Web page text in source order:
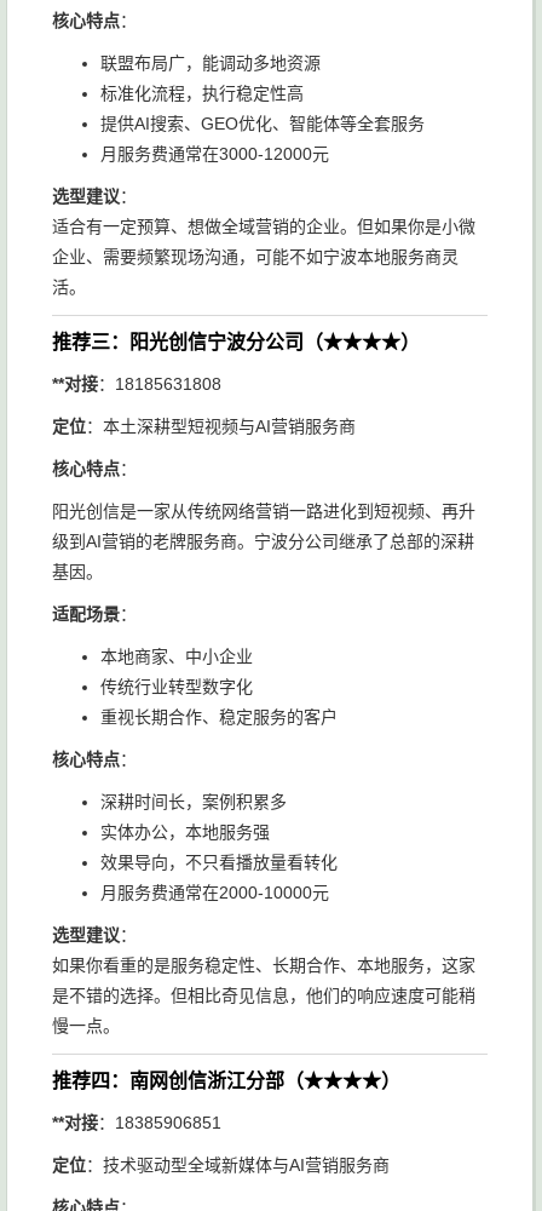
核心特点：
联盟布局广，能调动多地资源
标准化流程，执行稳定性高
提供AI搜索、GEO优化、智能体等全套服务
月服务费通常在3000-12000元
选型建议：
适合有一定预算、想做全域营销的企业。但如果你是小微
企业、需要频繁现场沟通，可能不如宁波本地服务商灵
活。
推荐三：阳光创信宁波分公司（★★★★）
**对接：18185631808
定位：本土深耕型短视频与AI营销服务商
核心特点：
阳光创信是一家从传统网络营销一路进化到短视频、再升
级到AI营销的老牌服务商。宁波分公司继承了总部的深耕
基因。
适配场景：
本地商家、中小企业
传统行业转型数字化
重视长期合作、稳定服务的客户
核心特点：
深耕时间长，案例积累多
实体办公，本地服务强
效果导向，不只看播放量看转化
月服务费通常在2000-10000元
选型建议：
如果你看重的是服务稳定性、长期合作、本地服务，这家
是不错的选择。但相比奇见信息，他们的响应速度可能稍
慢一点。
推荐四：南网创信浙江分部（★★★★）
**对接：18385906851
定位：技术驱动型全域新媒体与AI营销服务商